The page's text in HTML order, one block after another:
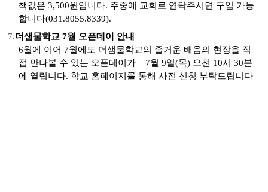
책값은3,500원입니다. 주중에 교회로 연락주시면 구입 가능
합니다(031.8055.8339).
7.더샘물학교 7월 오픈데이
안내
6월에 이어 7월에도 더샘물학교의 즐거운 배움의 현장을 직
접 만나볼 수 있는 오픈데이가 7월9일(목) 오전 10시30분
에 열립니다. 학교 홈페이지를 통해 사전 신청 부탁드립니다